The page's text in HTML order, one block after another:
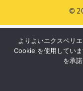
©
よりよいエクスペリ
Cookie を使用してい
を承